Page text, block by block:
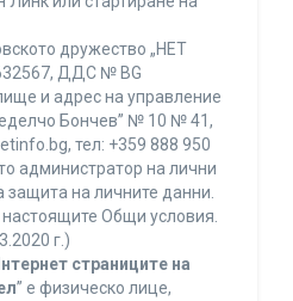
дружество „НЕТ
ДДС № BG
и адрес на управление
Бончев” № 10 № 41,
тел: +359 888 950
администратор на лични
защита на личните данни.
настоящите Общи условия.
г.)
страниците на
” е физическо лице,